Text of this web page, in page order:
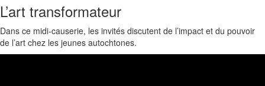
L’art transformateur
Dans ce midi-causerie, les invités discutent de l’impact et du pouvoir
de l’art chez les jeunes autochtones.